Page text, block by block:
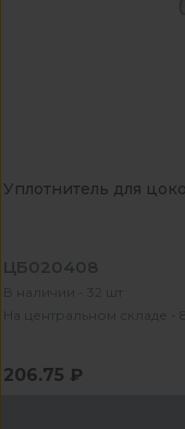
Уплотнитель для
ЦБ020408
В наличии - 32 шт
На центральном складе -
206.75 ₽